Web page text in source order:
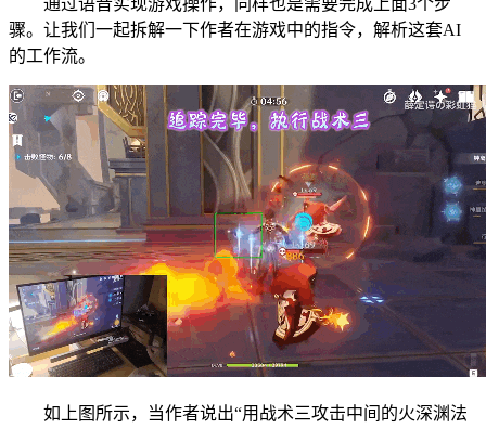
通过语音实现游戏操作，同样也是需要完成上面3个步
骤。让我们一起拆解一下作者在游戏中的指令，解析这套AI
的工作流。
如上图所示，当作者说出“用战术三攻击中间的火深渊法